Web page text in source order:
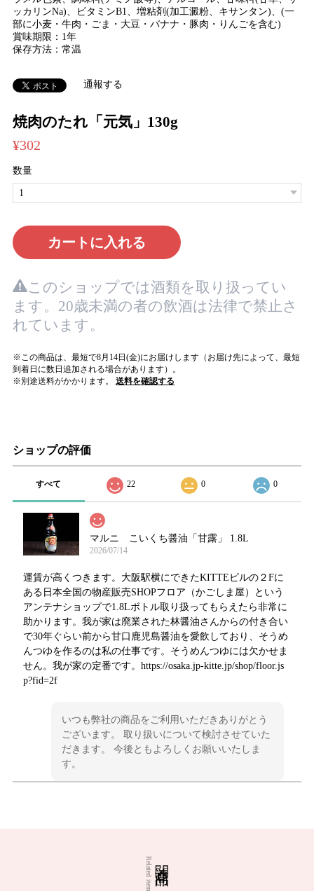
焼肉のたれ「元気」130g
¥302
数量
カートに入れる
このショップでは酒類を取り扱ってい
ます。20歳未満の者の飲酒は法律で禁止さ
れています。
※この商品は、最短で8月14日(金)にお届けします（お届け先によって、最短
到着日に数日追加される場合があります）。
※別途送料がかかります。
送料を確認する
ッカリンNa)、ビタミンB1、増粘剤(加工澱粉、キサンタン)、(一
部に小麦・牛肉・ごま・大豆・バナナ・豚肉・りんごを含む)
賞味期限：1年
保存方法：常温
通報する
ショップの評価
すべて 22 0 0
マルニ こいくち醤油「甘露」 1.8L
2026/07/14
運賃が高くつきます。大阪駅横にできたKITTEビルの２Fに
ある日本全国の物産販売SHOPフロア（かごしま屋）という
アンテナショップで1.8Lボトル取り扱ってもらえたら非常に
助かります。我が家は廃業された林醤油さんからの付き合い
で30年ぐらい前から甘口鹿児島醤油を愛飲しており、そうめ
んつゆを作るのは私の仕事です。そうめんつゆには欠かせま
せん。我が家の定番です。https://osaka.jp-kitte.jp/shop/floor.js
p?fid=2f
いつも弊社の商品をご利用いただきありがとう
ございます。 取り扱いについて検討させていた
だきます。 今後ともよろしくお願いいたしま
す。
Related items